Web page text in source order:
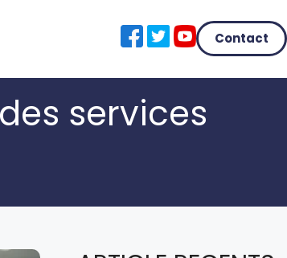
Contact
services